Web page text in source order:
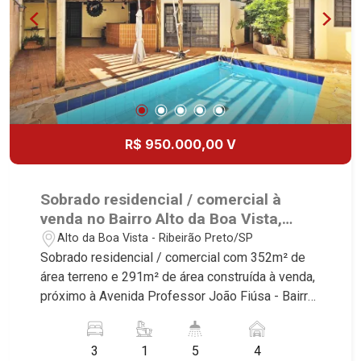
Fiúsa, 1051 - Alto da Boa Vista | Ribeirão Preto.
R$ 950.000,00 V
Sobrado residencial / comercial à
venda no Bairro Alto da Boa Vista,
próximo à Avenida Professor João
Fiúsa - Ribeirão Preto/SP.
Alto da Boa Vista - Ribeirão Preto/SP
Sobrado residencial / comercial com 352m² de
área terreno e 291m² de área construída à venda,
próximo à Avenida Professor João Fiúsa - Bairro
características deste imóvel que a Martinelli
Imobiliária selecionou para você: - 352m² de área
3 1 5 4